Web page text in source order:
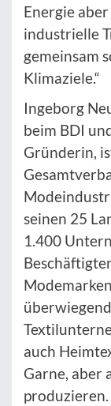
Energie
industrielle
gemeinsam
Klimaziele.“
Ingeborg
beim BDI
Gründerin,
seinen 25
1.400
auch
Garne, aber